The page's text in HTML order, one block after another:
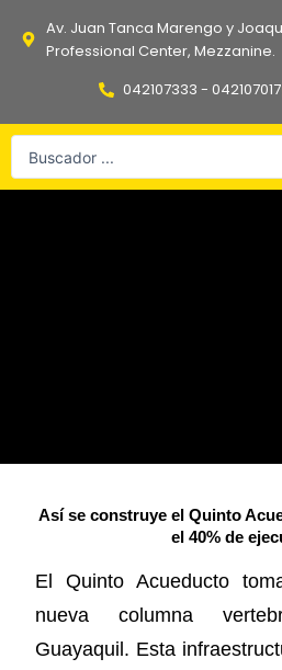
Av. Juan Tanca Marengo y
Professional Center, Mezzanine.
042107333 - 042107017
Search
Así se construye el Quinto
el 40% de
El Quinto Acueducto
nueva columna
Guayaquil. Esta